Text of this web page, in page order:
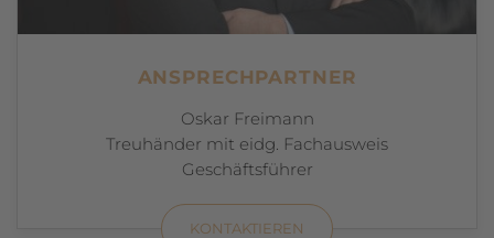
ANSPRECHPARTNER
Oskar Freimann
Treuhänder mit eidg. Fachausweis
Geschäftsführer
KONTAKTIEREN